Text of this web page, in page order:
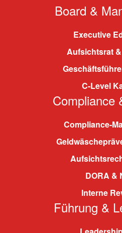
Board &
Executive
Aufsichtsrat
C-Level
Compliance
Compliance-
DORA &
Interne
Führung &